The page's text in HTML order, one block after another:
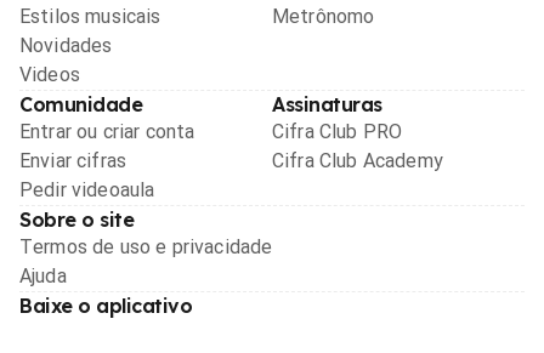
Estilos musicais
Novidades
Videos
Metrônomo
Comunidade
Entrar ou criar conta
Enviar cifras
Pedir videoaula
Assinaturas
Cifra Club PRO
Cifra Club Academy
Sobre o site
Termos de uso e privacidade
Ajuda
Baixe o aplicativo